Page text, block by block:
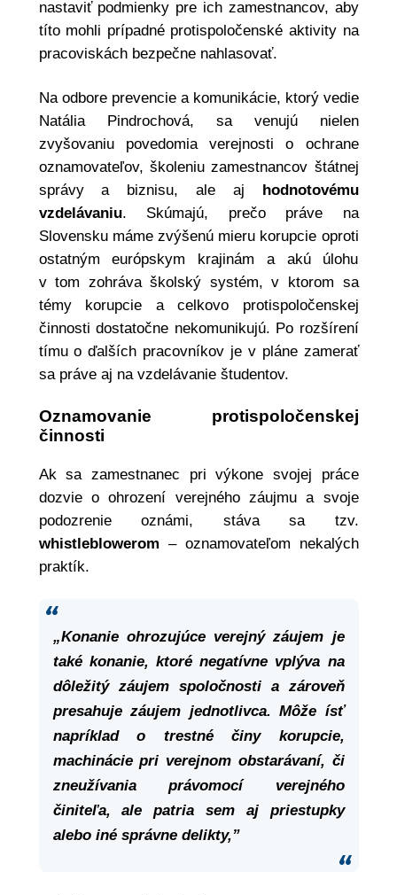
nastaviť podmienky pre ich zamestnancov, aby
títo mohli prípadné protispoločenské aktivity na
pracoviskách bezpečne nahlasovať.
Na odbore prevencie a komunikácie, ktorý vedie
Natália Pindrochová, sa venujú nielen
zvyšovaniu povedomia verejnosti o ochrane
oznamovateľov, školeniu zamestnancov štátnej
správy a biznisu, ale aj hodnotovému
vzdelávaniu. Skúmajú, prečo práve na
Slovensku máme zvýšenú mieru korupcie oproti
ostatným európskym krajinám a akú úlohu
v tom zohráva školský systém, v ktorom sa
témy korupcie a celkovo protispoločenskej
činnosti dostatočne nekomunikujú. Po rozšírení
tímu o ďalších pracovníkov je v pláne zamerať
sa práve aj na vzdelávanie študentov.
Oznamovanie protispoločenskej
činnosti
Ak sa zamestnanec pri výkone svojej práce
dozvie o ohrození verejného záujmu a svoje
podozrenie oznámi, stáva sa tzv.
whistleblowerom – oznamovateľom nekalých
praktík.
„Konanie ohrozujúce verejný záujem je
také konanie, ktoré negatívne vplýva na
dôležitý záujem spoločnosti a zároveň
presahuje záujem jednotlivca. Môže ísť
napríklad o trestné činy korupcie,
machinácie pri verejnom obstarávaní, či
zneužívania právomocí verejného
činiteľa, ale patria sem aj priestupky
alebo iné správne delikty,”